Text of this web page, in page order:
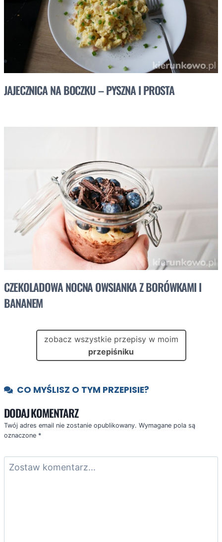
JAJECZNICA NA BOCZKU – PYSZNA I PROSTA
CZEKOLADOWA NOCNA OWSIANKA Z BORÓWKAMI I
BANANEM
zobacz wszystkie przepisy w moim
przepiśniku
CO MYŚLISZ O TYM PRZEPISIE?
DODAJ KOMENTARZ
Twój adres email nie zostanie opublikowany. Wymagane pola są
oznaczone *